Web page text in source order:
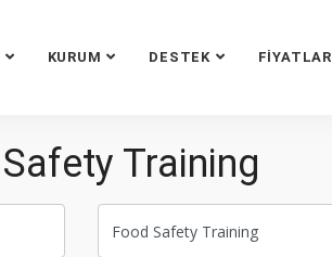
KURUM DESTEK FIYATLAR
Training